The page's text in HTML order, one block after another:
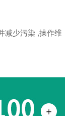
减少污染 ,操作维